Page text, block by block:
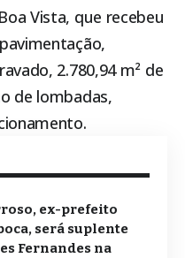
Vista, que recebeu
2.780,94 m² de
de lombadas,
ex-prefeito
será suplente
Fernandes na